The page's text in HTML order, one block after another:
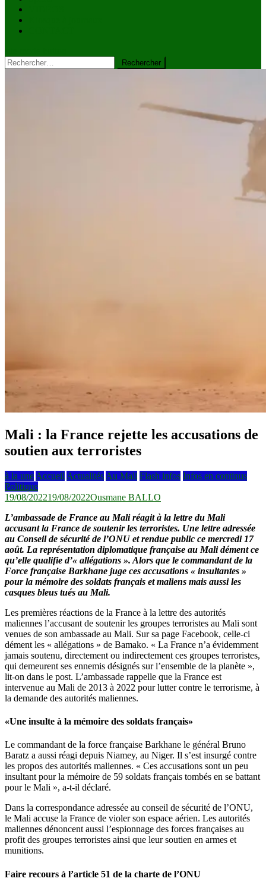
Rechercher :
Mali : la France rejette les accusations de
soutien aux terroristes
à la une Accueil Actualités Au Mali Flash infos Infos en continus
Politique
19/08/202219/08/2022Ousmane BALLO
L’ambassade de France au Mali réagit à la lettre du Mali
accusant la France de soutenir les terroristes. Une lettre adressée
au Conseil de sécurité de l’ONU et rendue public ce mercredi 17
août. La représentation diplomatique française au Mali dément ce
qu’elle qualifie d’« allégations ». Alors que le commandant de la
Force française Barkhane juge ces accusations « insultantes »
pour la mémoire des soldats français et maliens mais aussi les
casques bleus tués au Mali.
Les premières réactions de la France à la lettre des autorités
maliennes l’accusant de soutenir les groupes terroristes au Mali sont
venues de son ambassade au Mali. Sur sa page Facebook, celle-ci
dément les « allégations » de Bamako. « La France n’a évidemment
jamais soutenu, directement ou indirectement ces groupes terroristes,
qui demeurent ses ennemis désignés sur l’ensemble de la planète »,
lit-on dans le post. L’ambassade rappelle que la France est
intervenue au Mali de 2013 à 2022 pour lutter contre le terrorisme, à
la demande des autorités maliennes.
«Une insulte à la mémoire des soldats français»
Le commandant de la force française Barkhane le général Bruno
Baratz a aussi réagi depuis Niamey, au Niger. Il s’est insurgé contre
les propos des autorités maliennes. « Ces accusations sont un peu
insultant pour la mémoire de 59 soldats français tombés en se battant
pour le Mali », a-t-il déclaré.
Dans la correspondance adressée au conseil de sécurité de l’ONU,
le Mali accuse la France de violer son espace aérien. Les autorités
maliennes dénoncent aussi l’espionnage des forces françaises au
profit des groupes terroristes ainsi que leur soutien en armes et
munitions.
Faire recours à l’article 51 de la charte de l’ONU